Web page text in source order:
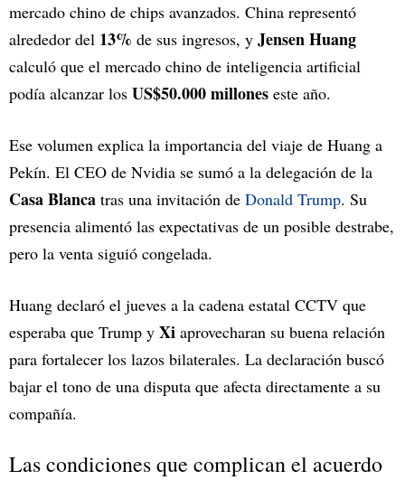
mercado chino de chips avanzados. China representó
alrededor del 13% de sus ingresos, y Jensen Huang
calculó que el mercado chino de inteligencia artificial
podía alcanzar los US$50.000 millones este año.
Ese volumen explica la importancia del viaje de Huang a
Pekín. El CEO de Nvidia se sumó a la delegación de la
Casa Blanca tras una invitación de Donald Trump. Su
presencia alimentó las expectativas de un posible destrabe,
pero la venta siguió congelada.
Huang declaró el jueves a la cadena estatal CCTV que
esperaba que Trump y Xi aprovecharan su buena relación
para fortalecer los lazos bilaterales. La declaración buscó
bajar el tono de una disputa que afecta directamente a su
compañía.
Las condiciones que complican el acuerdo